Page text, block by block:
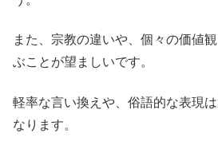
また、宗教の違いや、個々の価値
ぶことが望ましいです。
軽率な言い換えや、俗語的な表現
なります。